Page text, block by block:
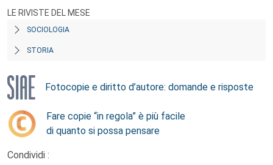
LE RIVISTE DEL MESE
SOCIOLOGIA
STORIA
Fotocopie e diritto d’autore: domande e risposte
Fare copie “in regola” è più facile
di quanto si possa pensare
Condividi :